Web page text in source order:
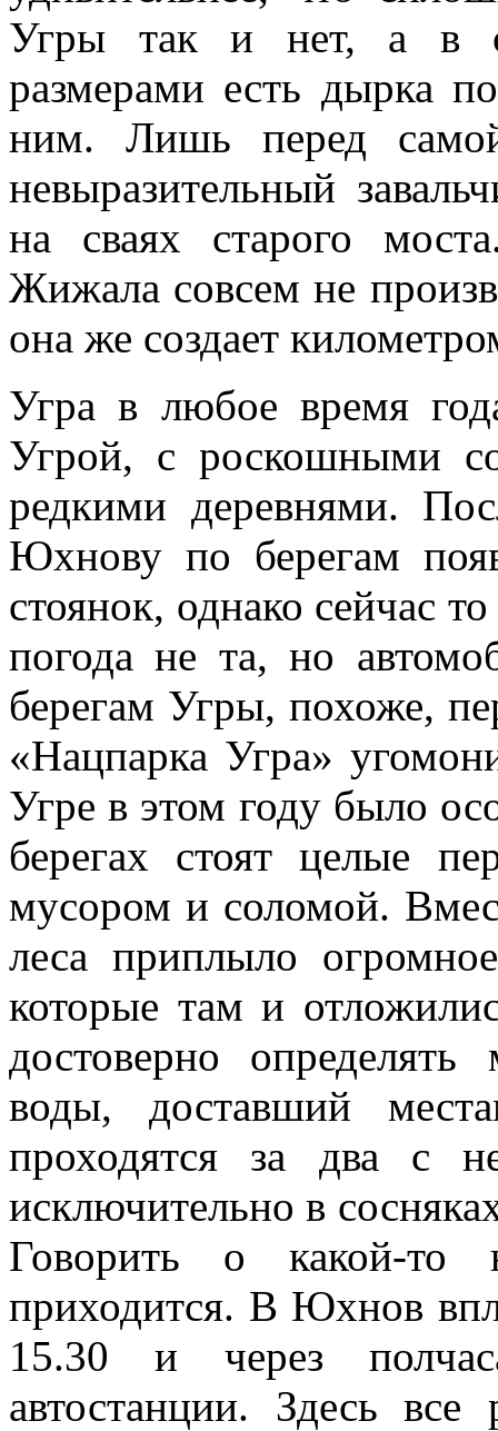
Угры так и нет, а в
размерами есть дырка
ним. Лишь перед
невыразительный
на сваях старого
Жижала совсем не
она же создает
Угра в любое время
Угрой, с роскошными
редкими деревнями.
Юхнову по берегам
стоянок, однако сейчас
погода не та, но
берегам Угры, похоже,
«Нацпарка Угра»
Угре в этом году было
берегах стоят целые
мусором и соломой.
леса приплыло
которые там и
достоверно
воды, доставший
проходятся за два с
исключительно в
Говорить о какой-то
приходится. В Юхнов
15.30 и через
автостанции. Здесь все